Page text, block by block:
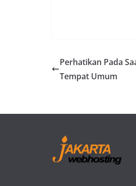
Perhatikan Pada
Tempat Umum